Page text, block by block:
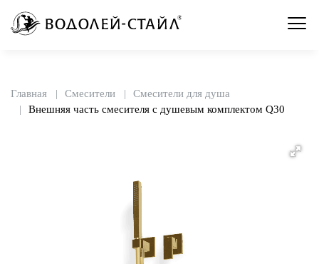
Главная Смесители
Смесители для душа
Внешняя часть смесителя с душевым комплектом Q30